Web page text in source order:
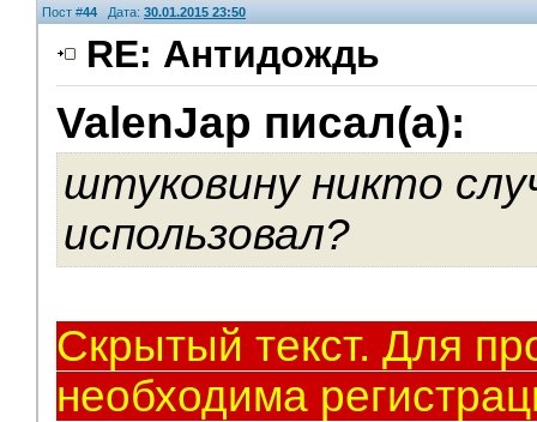
Пост #44Дата: 30.01.2015 23:50
RE: Антидождь
ValenJap писал(а):
штуковину никто
использовал?
Скрытый текст. Для
необходима
Модераторы